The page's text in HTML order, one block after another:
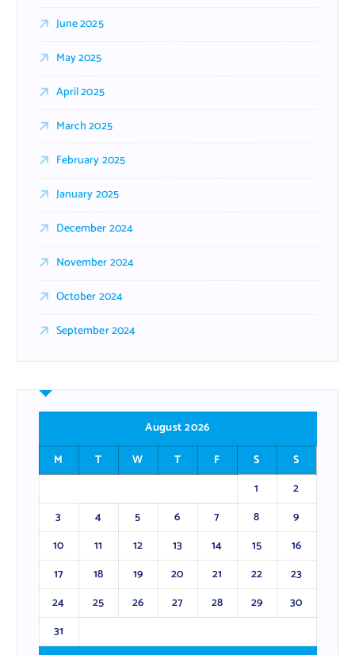
June 2025
May 2025
April 2025
March 2025
February 2025
January 2025
December 2024
November 2024
October 2024
September 2024
August 2026
M
T W T F S
S
1
2
3
4 5 6 7 8
9
10
11 12 13 14 15
16
17
18 19 20 21 22
23
24
25 26 27 28 29
30
31